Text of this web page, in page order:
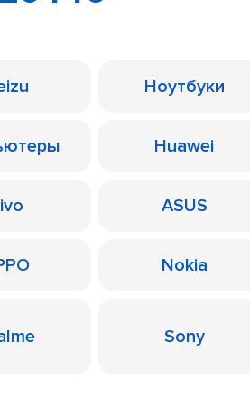
Ноутбуки
Huawei
ASUS
Nokia
Sony